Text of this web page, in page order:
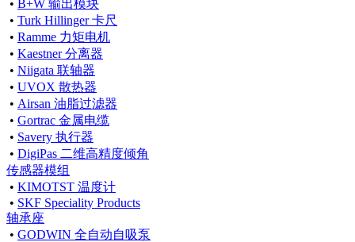
• B+W 输出模块
• Turk Hillinger 卡尺
• Ramme 力矩电机
• Kaestner 分离器
• Niigata 联轴器
• UVOX 散热器
• Airsan 油脂过滤器
• Gortrac 金属电缆
• Savery 执行器
• DigiPas 二维高精度倾角
传感器模组
• KIMOTST 温度计
• SKF Speciality Products
轴承座
• GODWIN 全自动自吸泵